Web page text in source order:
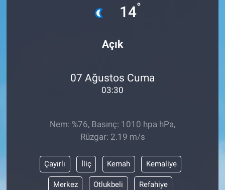
14°
Açık
07 Ağustos Cuma
03:30
Nem: %76, Basınç: 1010 hpa hPa,
Rüzgar: 2.19 m/s
Çayırlı İliç Kemah Kemaliye
Merkez Otlukbeli Refahiye